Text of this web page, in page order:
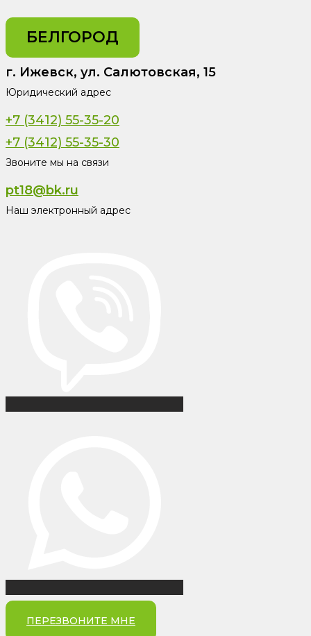
БЕЛГОРОД
г. Ижевск, ул. Салютовская, 15
Юридический адрес
+7 (3412) 55-35-20
+7 (3412) 55-35-30
Звоните мы на связи
pt18@bk.ru
Наш электронный адрес
ПЕРЕЗВОНИТЕ МНЕ